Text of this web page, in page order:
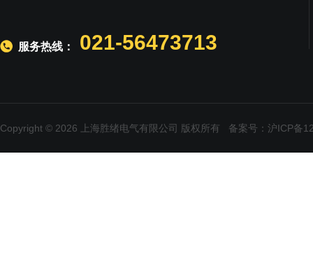
服务热线： 021-56473713
Copyright © 2026 上海胜绪电气有限公司 版权所有 备案号：沪ICP备